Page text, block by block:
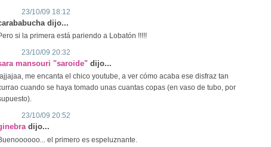
23/10/09 18:12
dijo...
si la primera está pariendo a Lobatón !!!!!
23/10/09 20:32
mansouri "saroide" dijo...
me encanta el chico youtube, a ver cómo acaba ese disfraz tan
cuando se haya tomado unas cuantas copas (en vaso de tubo, por
23/10/09 20:52
dijo...
el primero es espeluznante.